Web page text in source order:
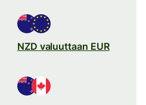
NZD valuuttaan EUR